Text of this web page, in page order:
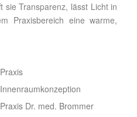
sie Transparenz, lässt Licht in
Praxisbereich eine warme,
Praxis
Innenraumkonzeption
Praxis Dr. med. Brommer